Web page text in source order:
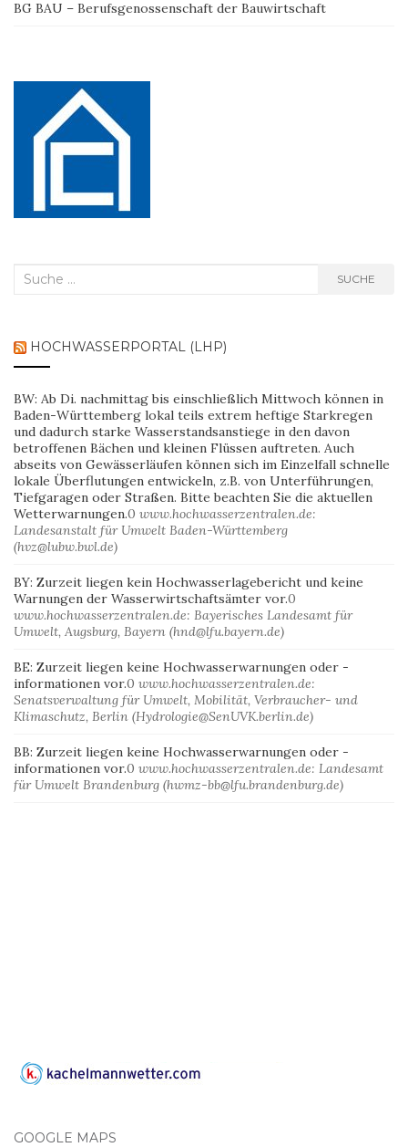
BG BAU – Berufsgenossenschaft der Bauwirtschaft
Suche
SUCHE
HOCHWASSERPORTAL (LHP)
BW: Ab Di. nachmittag bis einschließlich Mittwoch können in
Baden-Württemberg lokal teils extrem heftige Starkregen
und dadurch starke Wasserstandsanstiege in den davon
betroffenen Bächen und kleinen Flüssen auftreten. Auch
abseits von Gewässerläufen können sich im Einzelfall schnelle
lokale Überflutungen entwickeln, z.B. von Unterführungen,
Tiefgaragen oder Straßen. Bitte beachten Sie die aktuellen
Wetterwarnungen.0 www.hochwasserzentralen.de:
Landesanstalt für Umwelt Baden-Württemberg
(hvz@lubw.bwl.de)
BY: Zurzeit liegen kein Hochwasserlagebericht und keine
Warnungen der Wasserwirtschaftsämter vor.0
www.hochwasserzentralen.de: Bayerisches Landesamt für
Umwelt, Augsburg, Bayern (hnd@lfu.bayern.de)
BE: Zurzeit liegen keine Hochwasserwarnungen oder -
informationen vor.0 www.hochwasserzentralen.de:
Senatsverwaltung für Umwelt, Mobilität, Verbraucher- und
Klimaschutz, Berlin (Hydrologie@SenUVK.berlin.de)
BB: Zurzeit liegen keine Hochwasserwarnungen oder -
informationen vor.0 www.hochwasserzentralen.de: Landesamt
für Umwelt Brandenburg (hwmz-bb@lfu.brandenburg.de)
GOOGLE MAPS